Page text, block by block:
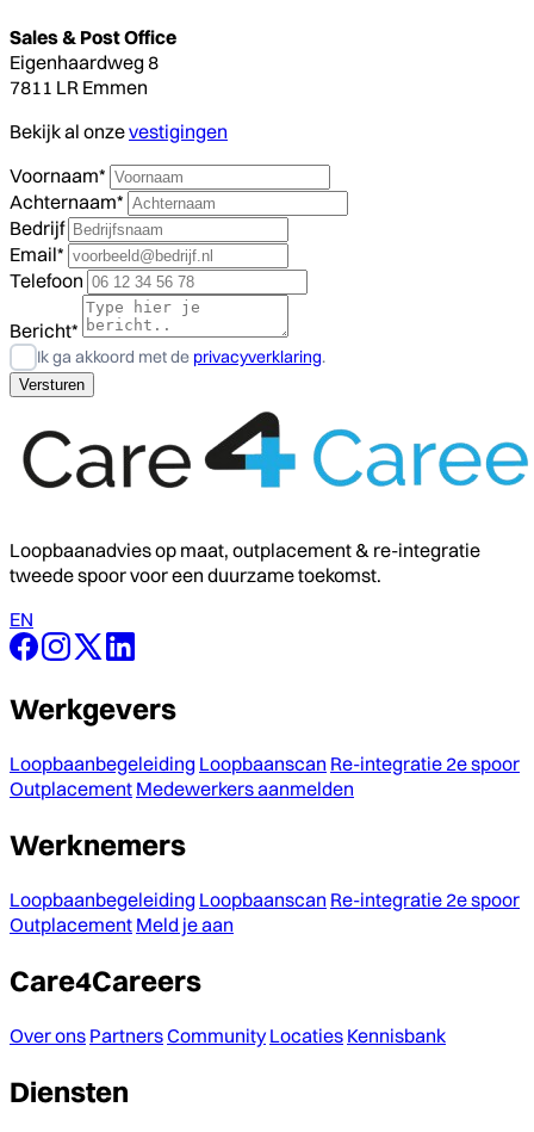
Sales & Post Office
Eigenhaardweg 8
7811 LR Emmen
Bekijk al onzevestigingen
Voornaam*
Achternaam*
Bedrijf
Email*
Telefoon
Bericht*
Ik ga akkoord met de privacyverklaring.
Loopbaanadvies op maat, outplacement & re-integratie
tweede spoor voor een duurzame toekomst.
EN
Werkgevers
Loopbaanbegeleiding Loopbaanscan Re-integratie 2e spoor
Outplacement Medewerkers aanmelden
Werknemers
Loopbaanbegeleiding Loopbaanscan Re-integratie 2e spoor
Outplacement Meld je aan
Care4Careers
Over ons PartnersCommunity Locaties Kennisbank
Diensten